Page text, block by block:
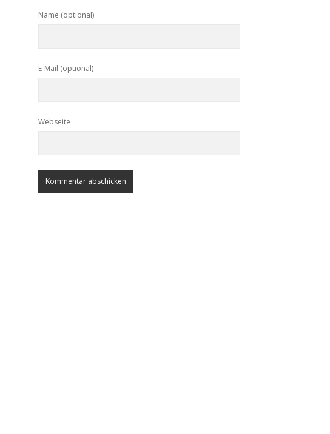
Name (optional)
E-Mail (optional)
Webseite